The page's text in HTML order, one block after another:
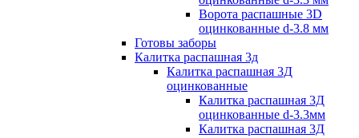
Ворота распашные 3D
оцинкованные d-3.8 мм
Готовы заборы
Калитка распашная 3д
Калитка распашная 3Д
оцинкованные
Калитка распашная 3Д
оцинкованные d-3.3мм
Калитка распашная 3Д